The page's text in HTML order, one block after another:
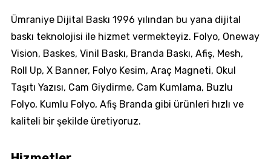
Ümraniye Dijital Baskı 1996 yılından bu yana dijital
baskı teknolojisi ile hizmet vermekteyiz. Folyo, Oneway
Vision, Baskes, Vinil Baskı, Branda Baskı, Afiş, Mesh,
Roll Up, X Banner, Folyo Kesim, Araç Magneti, Okul
Taşıtı Yazısı, Cam Giydirme, Cam Kumlama, Buzlu
Folyo, Kumlu Folyo, Afiş Branda gibi ürünleri hızlı ve
kaliteli bir şekilde üretiyoruz.